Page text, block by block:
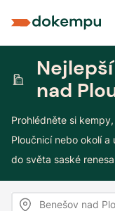
nad
Prohlédněte si
Ploučnicí nebo okolí
do světa saské
Benešov nad